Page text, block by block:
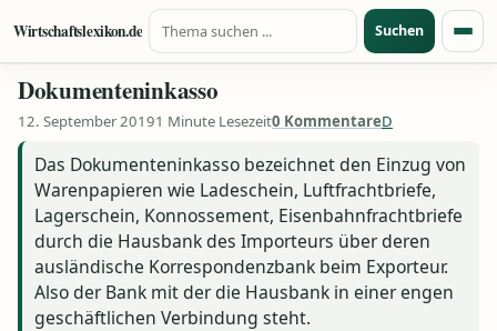
Zum Inhalt springen
Wirtschaftslexikon.de
Suche nach:
Suchen
Dokumenteninkasso
12. September 20191 Minute Lesezeit0 KommentareD
Das Dokumenteninkasso bezeichnet den Einzug von
Warenpapieren wie Ladeschein, Luftfrachtbriefe,
Lagerschein, Konnossement, Eisenbahnfrachtbriefe
durch die Hausbank des Importeurs über deren
ausländische Korrespondenzbank beim Exporteur.
Also der Bank mit der die Hausbank in einer engen
geschäftlichen Verbindung steht.